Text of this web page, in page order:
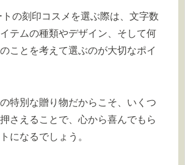
トの刻印コスメを選ぶ際は、文字数
テムの種類やデザイン、そして何
ことを考えて選ぶのが大切なポイ
特別な贈り物だからこそ、いくつ
さえることで、心から喜んでもら
になるでしょう。